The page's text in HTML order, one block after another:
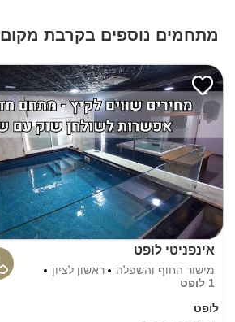
מתחמים נוספים בקרבת מקום
אינפניטי לופט
מישור החוף והשפלה
ראשון לציון
1 לופט
לופט